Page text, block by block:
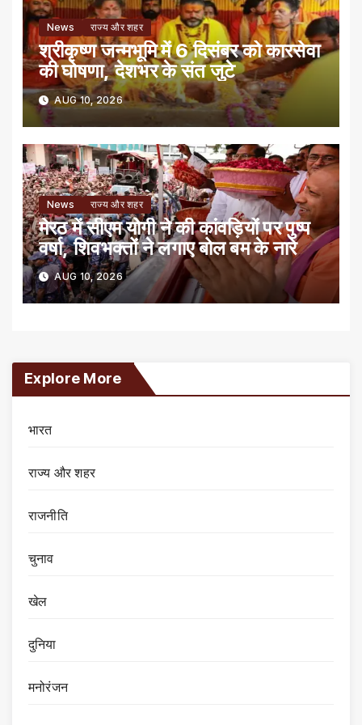
News राज्य और शहर
श्रीकृष्ण जन्मभूमि में 6 दिसंबर को कारसेवा
की घोषणा, देशभर के संत जुटे
AUG 10, 2026
News राज्य और शहर
मेरठ में सीएम योगी ने की कांवड़ियों पर पुष्प
वर्षा, शिवभक्तों ने लगाए बोल बम के नारे
AUG 10, 2026
Explore More
भारत
राज्य और शहर
राजनीति
चुनाव
खेल
दुनिया
मनोरंजन